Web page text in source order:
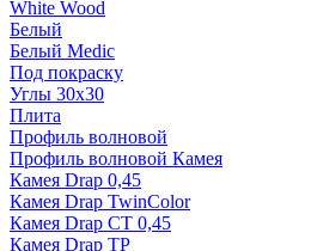
White Wood
Белый
Белый Medic
Под покраску
Углы 30х30
Плита
Профиль волновой
Профиль волновой Камея
Камея Drap 0,45
Камея Drap TwinColor
Камея Drap СТ 0,45
Камея Drap ТР